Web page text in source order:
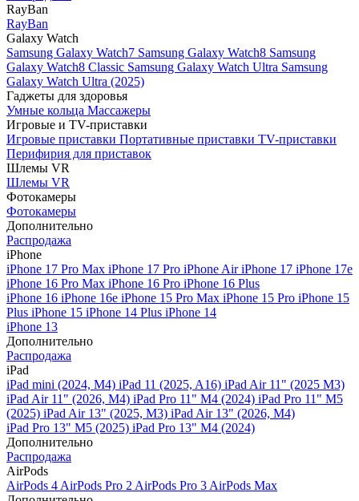
RayBan
RayBan
Galaxy Watch
Samsung Galaxy Watch7 Samsung Galaxy Watch8 Samsung
Galaxy Watch8 Classic Samsung Galaxy Watch Ultra Samsung
Galaxy Watch Ultra (2025)
Гаджеты для здоровья
Умные кольца Массажеры
Игровые и TV-приставки
Игровые приставки Портативные приставки TV-приставки
Перифирия для приставок
Шлемы VR
Шлемы VR
Фотокамеры
Фотокамеры
Дополнительно
Распродажа
iPhone
iPhone 17 Pro Max iPhone 17 Pro iPhone AiriPhone 17 iPhone 17e
iPhone 16 Pro Max iPhone 16 Pro iPhone 16 Plus
iPhone 16 iPhone 16e iPhone 15 Pro Max iPhone 15 Pro iPhone 15
Plus iPhone 15 iPhone 14 Plus iPhone 14
iPhone 13
Дополнительно
Распродажа
iPad
iPad mini (2024, M4) iPad 11 (2025, A16) iPad Air 11" (2025 M3)
iPad Air 11" (2026, M4) iPad Pro 11" M4 (2024) iPad Pro 11" M5
(2025) iPad Air 13" (2025, M3) iPad Air 13" (2026, M4)
iPad Pro 13" M5 (2025) iPad Pro 13" M4 (2024)
Дополнительно
Распродажа
AirPods
AirPods 4 AirPods Pro 2 AirPods Pro 3 AirPods Max